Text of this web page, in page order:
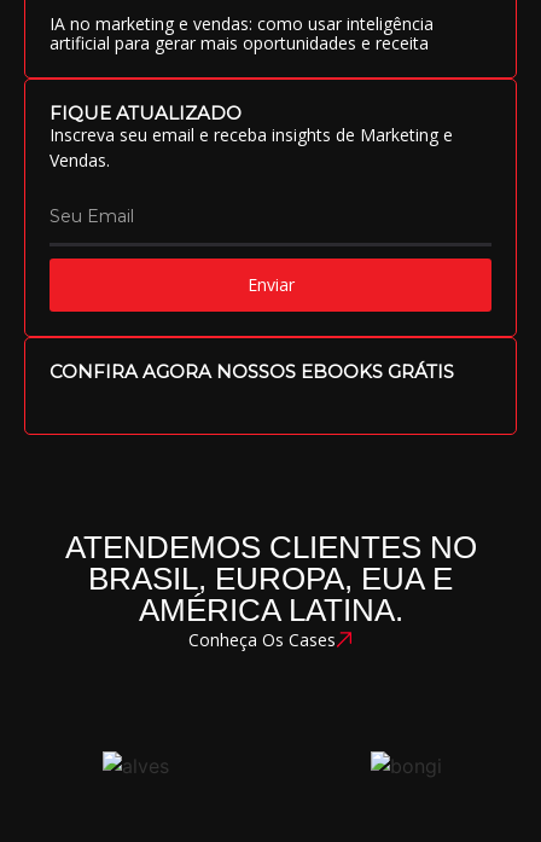
IA no marketing e vendas: como usar inteligência
artificial para gerar mais oportunidades e receita
FIQUE ATUALIZADO
Inscreva seu email e receba insights de Marketing e
Vendas.
Enviar
CONFIRA AGORA NOSSOS EBOOKS GRÁTIS
ATENDEMOS CLIENTES NO
BRASIL, EUROPA, EUA E
AMÉRICA LATINA.
Conheça Os Cases